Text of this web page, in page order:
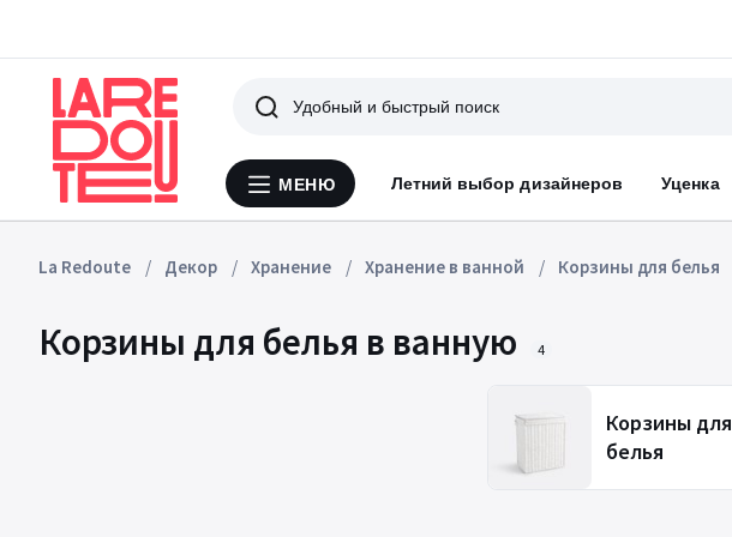
Меню
МЕНЮ Летний выбор дизайнеров Уценка
Поиск
La Redoute Декор Хранение Хранение в ванной Корзины для белья
Корзины для белья в ванную 4
Корзины для
белья